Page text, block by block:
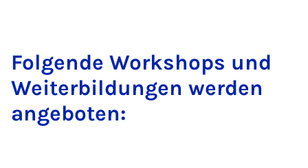
Folgende Workshops und
Weiterbildungen werden
angeboten: